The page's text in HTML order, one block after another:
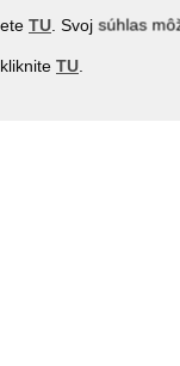
TU . Svoj súhlas
TU